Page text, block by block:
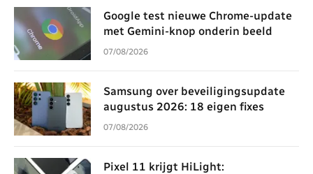
Google test nieuwe Chrome-update
met Gemini-knop onderin beeld
07/08/2026
Samsung over beveiligingsupdate
augustus 2026: 18 eigen fixes
07/08/2026
Pixel 11 krijgt HiLight: